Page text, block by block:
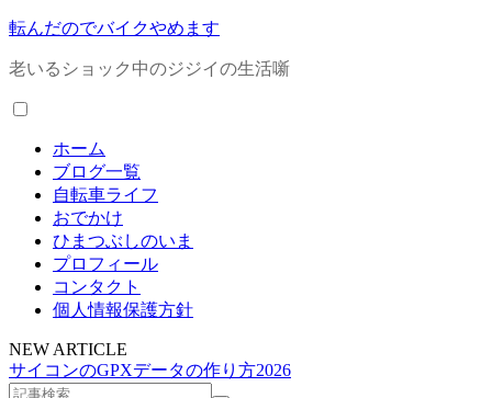
転んだのでバイクやめます
老いるショック中のジジイの生活噺
ホーム
ブログ一覧
自転車ライフ
おでかけ
ひまつぶしのいま
プロフィール
コンタクト
個人情報保護方針
NEW ARTICLE
サイコンのGPXデータの作り方2026